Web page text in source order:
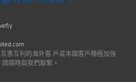
惠互利的海外客 戶或本國客戶積極加強
隨時與我們聯繫。